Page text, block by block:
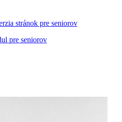
stránok pre seniorov